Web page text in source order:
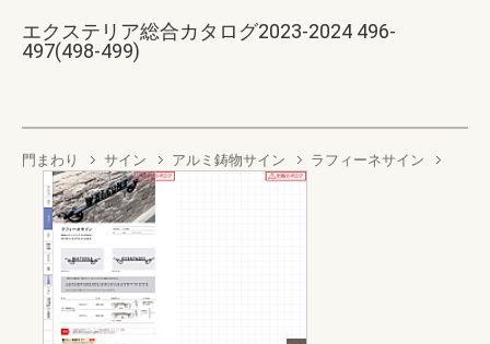
エクステリア総合カタログ2023-2024 496-
497(498-499)
門まわり サイン アルミ鋳物サイン ラフィーネサイン